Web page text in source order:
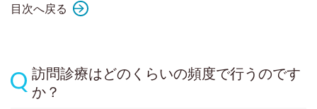
目次へ戻る
訪問診療はどのくらいの頻度で行うのです
か？